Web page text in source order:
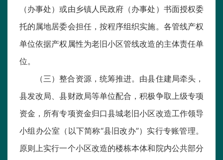
（办事处）或由乡镇人民政府（办事处）书面授权委
托的属地居委会担任，按程序组织实施。各管线产权
单位依据产权属性为老旧小区管线改造的主体责任单
位。
（三）整合资源，统筹推进。由县住建局牵头，
县发改局、县财政局等单位配合，积极争取上级专项
资金，所有专项资金归口县城老旧小区改造工作领导
小组办公室（以下简称“县旧改办”）实行专账管理。
原则上实行一个小区改造的楼栋本体和院内公共部分